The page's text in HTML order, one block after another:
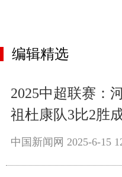
编辑精选
2025中超联赛：
祖杜康队3比2胜
中国新闻网 2025-6-15